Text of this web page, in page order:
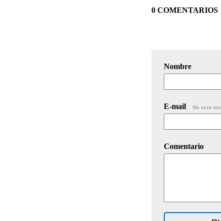
0 COMENTARIOS
Nombre
E-mail No será
Comentario